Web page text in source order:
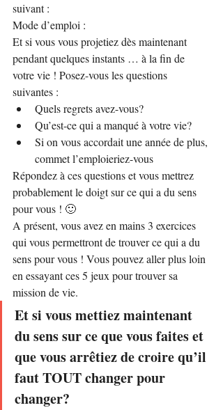
suivant :
Mode d’emploi :
Et si vous vous projetiez dès maintenant
pendant quelques instants … à la fin de
votre vie ! Posez-vous les questions
suivantes :
Quels regrets avez-vous?
Qu’est-ce qui a manqué à votre vie?
Si on vous accordait une année de plus,
commet l’emploieriez-vous
Répondez à ces questions et vous mettrez
probablement le doigt sur ce qui a du sens
pour vous ! 🙂
A présent, vous avez en mains 3 exercices
qui vous permettront de trouver ce qui a du
sens pour vous ! Vous pouvez aller plus loin
en essayant ces 5 jeux pour trouver sa
mission de vie.
Et si vous mettiez maintenant
du sens sur ce que vous faites et
que vous arrêtiez de croire qu’il
faut TOUT changer pour
changer?